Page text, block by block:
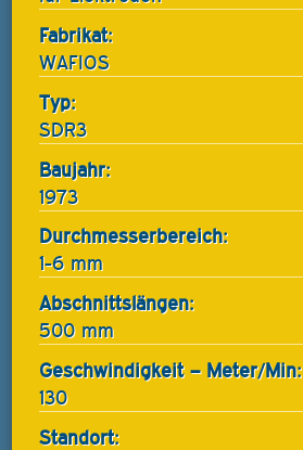
Fabrikat:
WAFIOS
Typ:
SDR3
Baujahr:
1973
Durchmesserbereich:
1-6 mm
Abschnittslängen:
500 mm
Geschwindigkeit – Meter/Min:
130
Standort: